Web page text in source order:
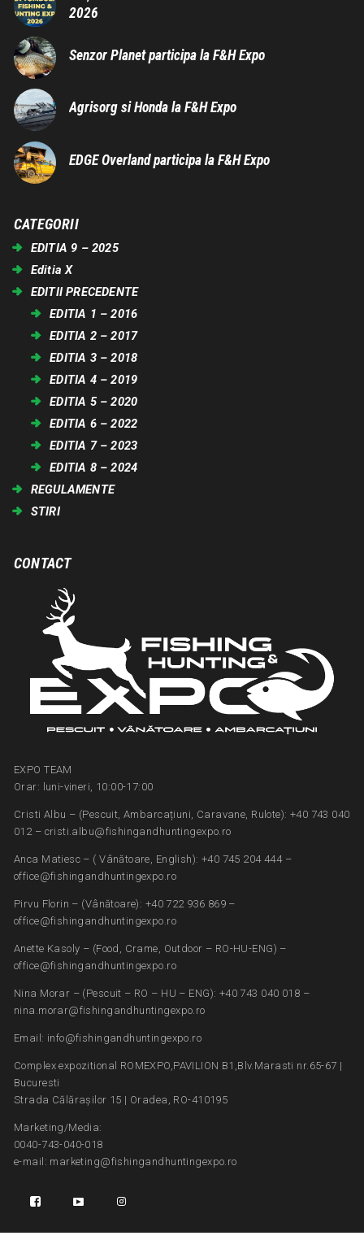
2026
Senzor Planet participa la F&H Expo
Agrisorg si Honda la F&H Expo
EDGE Overland participa la F&H Expo
CATEGORII
EDITIA 9 – 2025
Editia X
EDITII PRECEDENTE
EDITIA 1 – 2016
EDITIA 2 – 2017
EDITIA 3 – 2018
EDITIA 4 – 2019
EDITIA 5 – 2020
EDITIA 6 – 2022
EDITIA 7 – 2023
EDITIA 8 – 2024
REGULAMENTE
STIRI
CONTACT
EXPO TEAM
Orar: luni-vineri, 10:00-17:00
Cristi Albu – (Pescuit, Ambarcațiuni, Caravane, Rulote): +40 743 040
012 – cristi.albu@fishingandhuntingexpo.ro
Anca Matiesc – ( Vânătoare, English): +40 745 204 444 –
office@fishingandhuntingexpo.ro
Pirvu Florin – (Vânătoare): +40 722 936 869 –
office@fishingandhuntingexpo.ro
Anette Kasoly – (Food, Crame, Outdoor – RO-HU-ENG) –
office@fishingandhuntingexpo.ro
Nina Morar – (Pescuit – RO – HU – ENG): +40 743 040 018 –
nina.morar@fishingandhuntingexpo.ro
Email: info@fishingandhuntingexpo.ro
Complex expozitional ROMEXPO,PAVILION B1,Blv.Marasti nr.65-67 |
Bucuresti
Strada Călărașilor 15 | Oradea, RO-410195
Marketing/Media:
0040-743-040-018
e-mail: marketing@fishingandhuntingexpo.ro